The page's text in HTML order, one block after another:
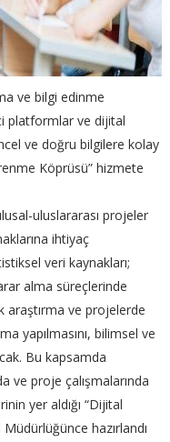
ve bilgi edinme
platformlar ve dijital
ve doğru bilgilere kolay
Köprüsü” hizmete
uluslararası projeler
ihtiyaç
veri kaynakları;
alma süreçlerinde
araştırma ve projelerde
yapılmasını, bilimsel ve
Bu kapsamda
ve proje çalışmalarında
yer aldığı “Dijital
hazırlandı